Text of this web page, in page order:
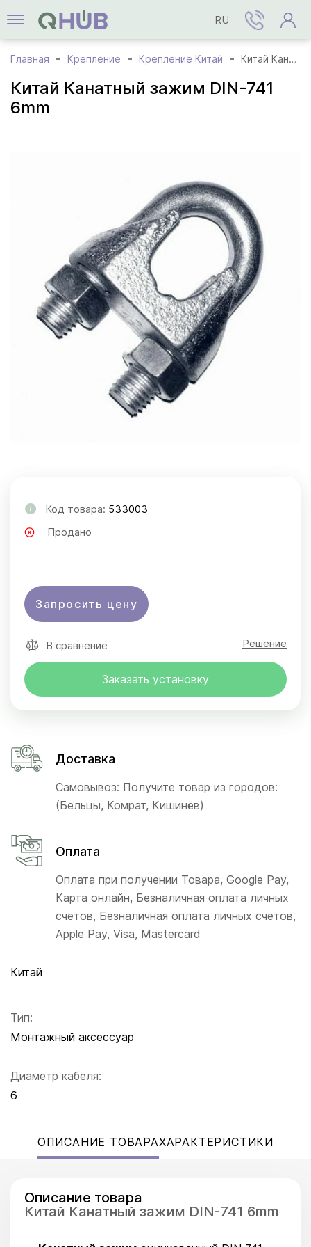
RU
Главная Крепление Крепление Китай Китай Канатный зажим DIN-741 6mm
Китай Канатный зажим DIN-741
6mm
Китай
Тип:
Монтажный аксессуар
Диаметр кабеля:
6
Код товара: 533003
Продано
Запросить цену
В сравнение Решение
Заказать установку
Доставка
Самовывоз: Получите товар из городов:
(Бельцы, Комрат, Кишинёв)
Оплата
Оплата при получении Товара, Google Pay,
Карта онлайн, Безналичная оплата личных
счетов, Безналичная оплата личных счетов,
Apple Pay, Visa, Mastercard
ОПИСАНИЕ ТОВАРАХАРАКТЕРИСТИКИ
Описание товара
Китай Канатный зажим DIN-741 6mm